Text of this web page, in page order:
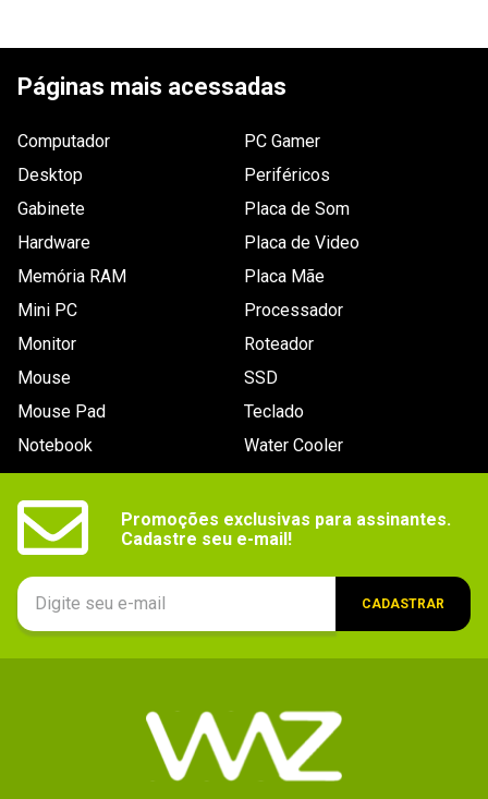
Não especificado.
Sistemas operacionais compatíveis
Não especificado.
Não especificado.
Frontal:
- Resolução de foto (máx.): 2MP.
Traseira:
- Resolução de foto (máx.): 8MP.
Softwares inclusos/suportados
Não especificado.
Sistema operacional_filtro
Android
-
Câmera_filtro
Bluetooth
Bateria
- Tipo: Li-Ion.
- Especificações: 8.220mAh.
ESCREVER AVALIAÇÃO
Páginas mais acessadas
Computador
Desktop
Gabinete
Hardware
Memória RAM
Mini PC
Monitor
Mouse
Mouse Pad
Notebook
PC Gamer
Periféricos
Placa de Som
Placa de Video
Placa Mãe
Processador
Roteador
SSD
Teclado
Water Cooler
Promoções exclusivas para assinantes.
Cadastre seu e-mail!
CADASTRAR